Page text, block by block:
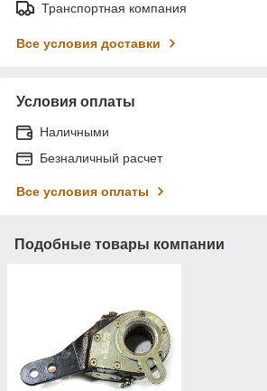
Транспортная компания
Все условия доставки
Условия оплаты
Наличными
Безналичный расчет
Все условия оплаты
Подобные товары компании